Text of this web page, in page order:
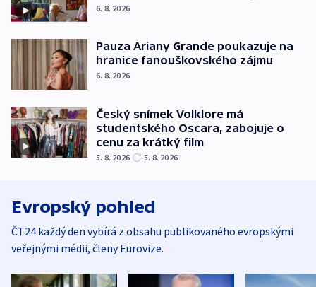
6. 8. 2026
Pauza Ariany Grande poukazuje na
hranice fanouškovského zájmu
6. 8. 2026
Český snímek Volklore má
studentského Oscara, zabojuje o
cenu za krátký film
5. 8. 2026 5. 8. 2026
Evropský pohled
ČT24 každý den vybírá z obsahu publikovaného evropskými
veřejnými médii, členy Eurovize.